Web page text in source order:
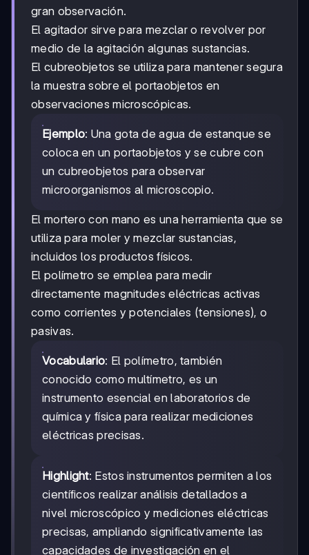
gran observación.
El agitador sirve para mezclar o revolver por
medio de la agitación algunas sustancias.
El cubreobjetos se utiliza para mantener segura
la muestra sobre el portaobjetos en
observaciones microscópicas.
Ejemplo: Una gota de agua de estanque se
coloca en un portaobjetos y se cubre con
un cubreobjetos para observar
microorganismos al microscopio.
El mortero con mano es una herramienta que se
utiliza para moler y mezclar sustancias,
incluidos los productos físicos.
El polímetro se emplea para medir
directamente magnitudes eléctricas activas
como corrientes y potenciales (tensiones), o
pasivas.
Vocabulario: El polímetro, también
conocido como multímetro, es un
instrumento esencial en laboratorios de
química y física para realizar mediciones
eléctricas precisas.
Highlight: Estos instrumentos permiten a los
científicos realizar análisis detallados a
nivel microscópico y mediciones eléctricas
precisas, ampliando significativamente las
capacidades de investigación en el